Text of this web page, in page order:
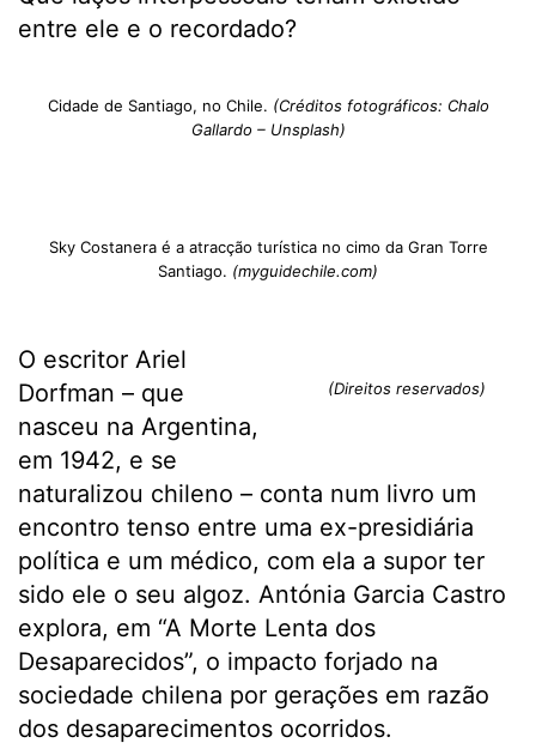
entre ele e o recordado?
Cidade de Santiago, no Chile. (Créditos fotográficos: Chalo
Gallardo – Unsplash)
Sky Costanera é a atracção turística no cimo da Gran Torre
Santiago. (myguidechile.com)
(Direitos reservados)
O escritor Ariel
Dorfman – que
nasceu na Argentina,
em 1942, e se
naturalizou chileno – conta num livro um
encontro tenso entre uma ex-presidiária
política e um médico, com ela a supor ter
sido ele o seu algoz. Antónia Garcia Castro
explora, em “A Morte Lenta dos
Desaparecidos”, o impacto forjado na
sociedade chilena por gerações em razão
dos desaparecimentos ocorridos.